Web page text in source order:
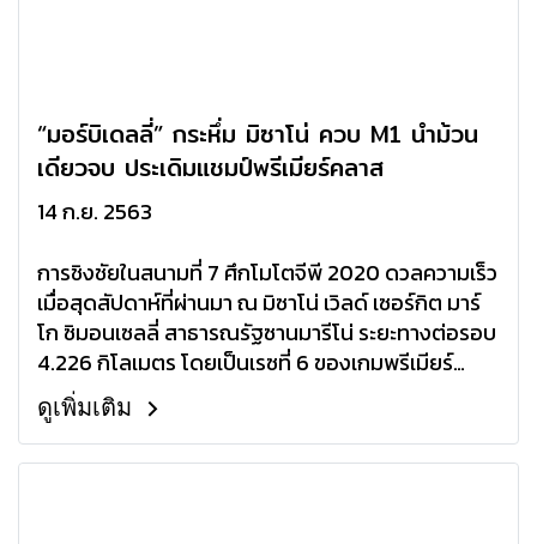
“มอร์บิเดลลี่” กระหึ่ม มิซาโน่ ควบ M1 นำม้วน
เดียวจบ ประเดิมแชมป์พรีเมียร์คลาส
14 ก.ย. 2563
การชิงชัยในสนามที่ 7 ศึกโมโตจีพี 2020 ดวลความเร็ว
เมื่อสุดสัปดาห์ที่ผ่านมา ณ มิซาโน่ เวิลด์ เซอร์กิต มาร์
โก ซิมอนเซลลี่ สาธารณรัฐซานมารีโน่ ระยะทางต่อรอบ
4.226 กิโลเมตร โดยเป็นเรซที่ 6 ของเกมพรีเมียร์
คลาส ในรายการแกรน พรีมิโอ เลอโนโว่ ดิ ซานมารีโน่
เอ เดลล่า ริเวียร่า ดิ ริมินี
ดูเพิ่มเติม